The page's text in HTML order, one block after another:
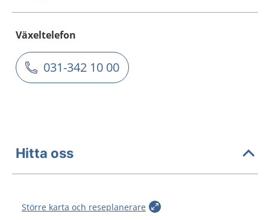
Växeltelefon
031-342 10 00
Hitta oss
Större karta och reseplanerare